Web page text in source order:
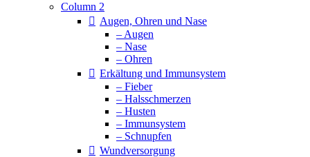
Column 2
Augen, Ohren und Nase
– Augen
– Nase
– Ohren
Erkältung und Immunsystem
– Fieber
– Halsschmerzen
– Husten
– Immunsystem
– Schnupfen
Wundversorgung